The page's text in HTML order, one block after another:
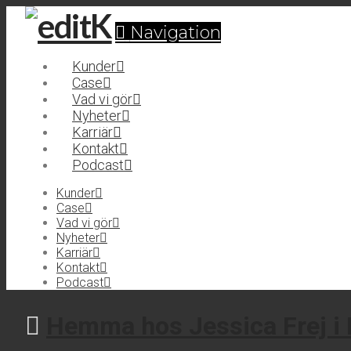
Navigation
Kunder
Case
Vad vi gör
Nyheter
Karriär
Kontakt
Podcast
Kunder
Case
Vad vi gör
Nyheter
Karriär
Kontakt
Podcast